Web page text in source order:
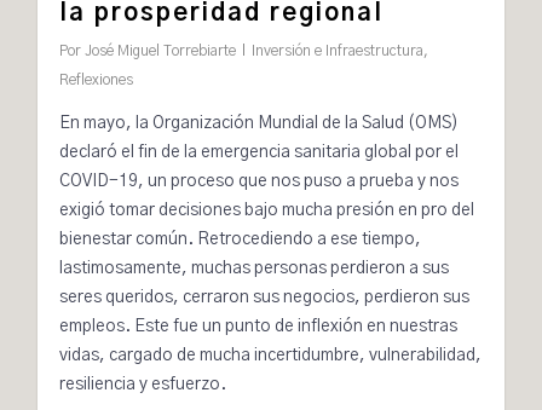
la prosperidad regional
Por José Miguel Torrebiarte Inversión e Infraestructura,
Reflexiones
En mayo, la Organización Mundial de la Salud (OMS)
declaró el fin de la emergencia sanitaria global por el
COVID-19, un proceso que nos puso a prueba y nos
exigió tomar decisiones bajo mucha presión en pro del
bienestar común. Retrocediendo a ese tiempo,
lastimosamente, muchas personas perdieron a sus
seres queridos, cerraron sus negocios, perdieron sus
empleos. Este fue un punto de inflexión en nuestras
vidas, cargado de mucha incertidumbre, vulnerabilidad,
resiliencia y esfuerzo.